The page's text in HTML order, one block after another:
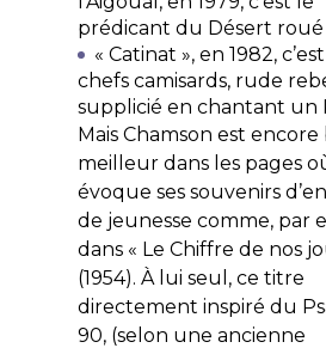
prédicant du Désert roué
« Catinat », en 1982,
chefs camisards, rude
supplicié en chantant un
Mais Chamson est encore
meilleur dans les pages
évoque ses souvenirs
de jeunesse comme, par
dans « Le Chiffre de nos
(1954). À lui seul, ce titre
directement inspiré du
90, (selon une ancienne